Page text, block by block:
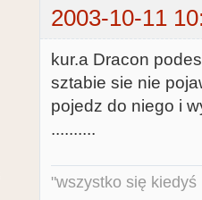
2003-10-11
kur.a Dracon
sztabie sie nie
pojedz do niego i
..........
"wszystko się kiedyś